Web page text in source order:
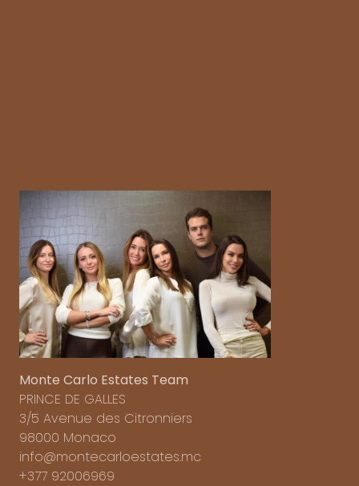
Monte Carlo Estates Team
PRINCE DE GALLES
3/5 Avenue des Citronniers
98000 Monaco
info@montecarloestates.mc
+377 92006969